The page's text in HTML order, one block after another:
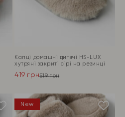
Капці домашні дитячі HS-LUX
хутряні закриті сірі на резинці
519грн
519 грн.
419 грн
419 грн.
ПЕРЕЙТИ
New